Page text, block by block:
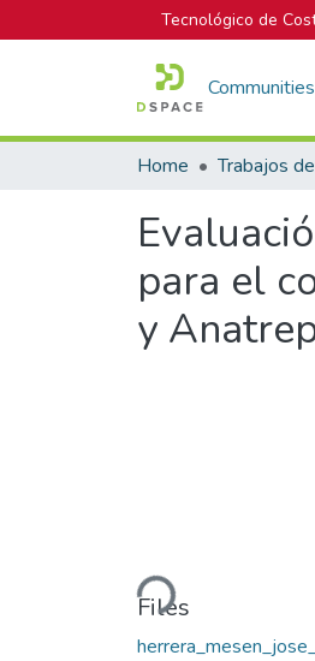
Tecnológico de
Home Trabajos
para el
y
Loading...
Files